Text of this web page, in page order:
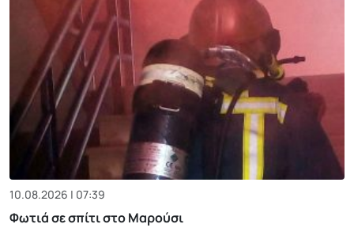
10.08.2026 | 07:39
Φωτιά σε σπίτι στο Μαρούσι